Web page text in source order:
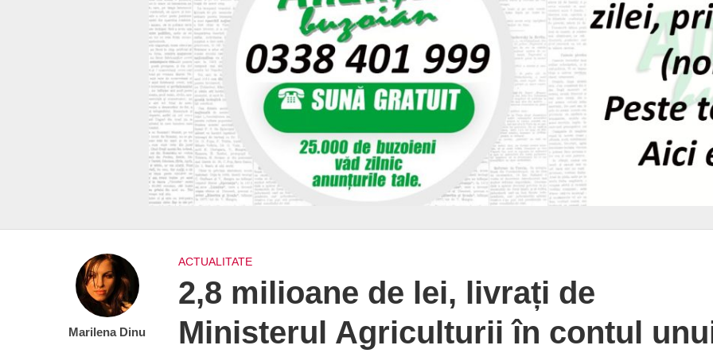
Marilena Dinu
ACTUALITATE
2,8 milioane de lei, livrați de
Ministerul Agriculturii în contul